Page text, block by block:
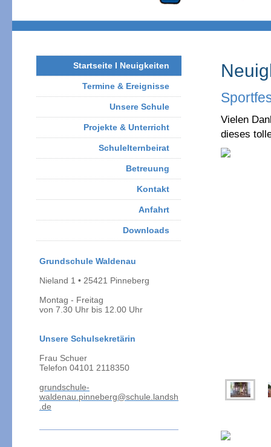
Vielen
dieses
Startseite I Neuigkeiten
Termine & Ereignisse
Unsere Schule
Projekte & Unterricht
Schulelternbeirat
Betreuung
Kontakt
Anfahrt
Downloads
Grundschule Waldenau
Nieland 1 • 25421 Pinneberg
Montag - Freitag
von 7.30 Uhr bis 12.00 Uhr
Unsere Schulsekretärin
Frau Schuer
Telefon 04101 2118350
grundschule-
waldenau.pinneberg@schule.landsh
.de